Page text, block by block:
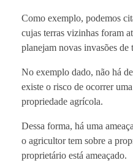
Como exemplo, podemos
cujas terras vizinhas foram
planejam novas invasões de
No exemplo dado, não há
existe o risco de ocorrer
propriedade agrícola.
Dessa forma, há uma
o agricultor tem sobre a
proprietário está ameaçado.